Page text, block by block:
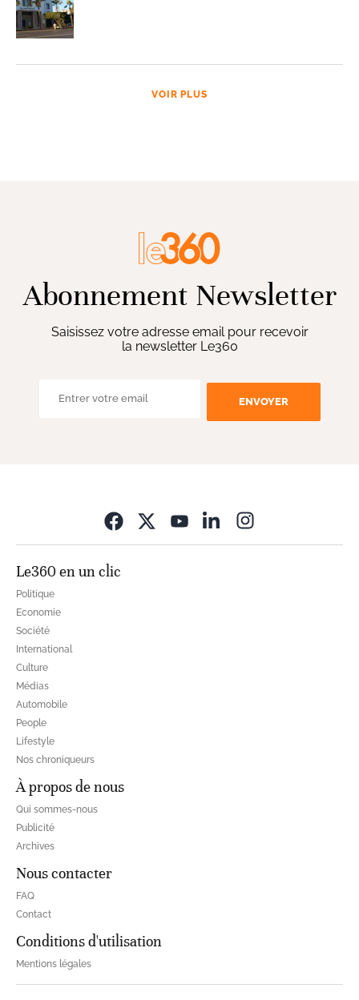
VOIR PLUS
Abonnement Newsletter
Saisissez votre adresse email pour recevoir
la newsletter Le360
ENVOYER
Le360 en un clic
Politique
Economie
Société
International
Culture
Médias
Automobile
People
Lifestyle
Nos chroniqueurs
À propos de nous
Qui sommes-nous
Publicité
Archives
Nous contacter
FAQ
Contact
Conditions d'utilisation
Mentions légales